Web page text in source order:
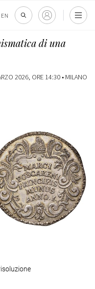
EN
di una
2026, ORE 14:30 • MILANO